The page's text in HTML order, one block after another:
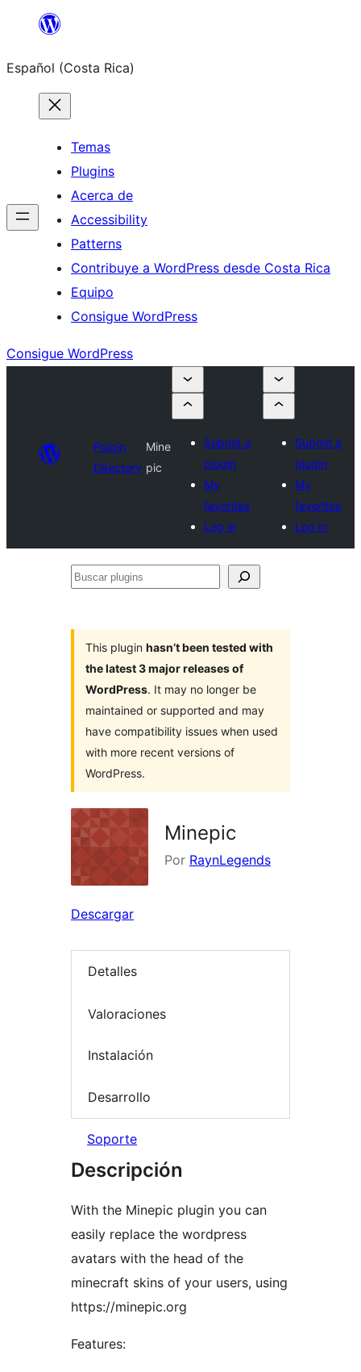
Saltar
contenido
Español (Costa Rica)
Temas
Plugins
Acerca de
Accessibility
Patterns
Contribuye a WordPress desde Costa Rica
Equipo
Consigue WordPress
Consigue WordPress
Plugin
Directory
Mine
pic
Submit a
plugin
My
favorites
Log in
Submit a
plugin
My
favorites
Log in
Buscar
This plugin hasn’t been tested with
the latest 3 major releases of
WordPress. It may no longer be
maintained or supported and may
have compatibility issues when used
with more recent versions of
WordPress.
Minepic
Por RaynLegends
Descargar
Detalles
Valoraciones
Instalación
Desarrollo
Soporte
Descripción
With the Minepic plugin you can
easily replace the wordpress
avatars with the head of the
minecraft skins of your users, using
https://minepic.org
Features: